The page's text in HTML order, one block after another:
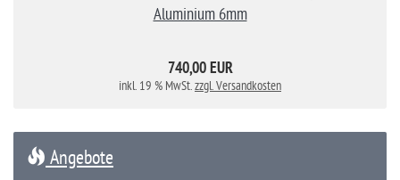
Aluminium 6mm
740,00 EUR
inkl. 19 % MwSt.zzgl. Versandkosten
Angebote